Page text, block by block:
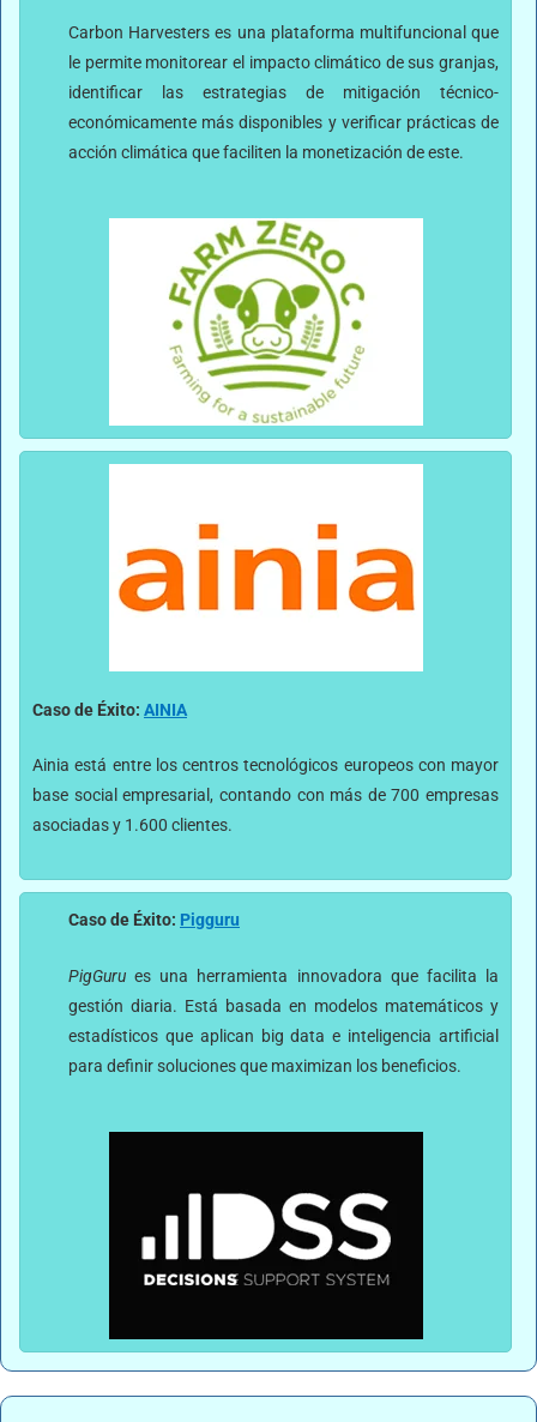
Carbon Harvesters es una plataforma multifuncional que
le permite monitorear el impacto climático de sus granjas,
identificar las estrategias de mitigación técnico-
económicamente más disponibles y verificar prácticas de
acción climática que faciliten la monetización de este.
Caso de Éxito: AINIA
Ainia está entre los centros tecnológicos europeos con mayor
base social empresarial, contando con más de 700 empresas
asociadas y 1.600 clientes.
Caso de Éxito: Pigguru
PigGuru es una herramienta innovadora que facilita la
gestión diaria. Está basada en modelos matemáticos y
estadísticos que aplican big data e inteligencia artificial
para definir soluciones que maximizan los beneficios.